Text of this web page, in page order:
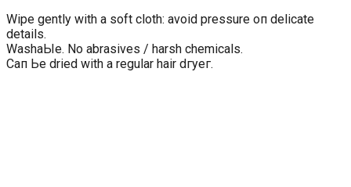
Wipe gently with а soft cloth: avoid pressure оп delicate
details.
WashaЫe. No abrasives / harsh chemicals.
Сап Ье dried with а regular hair dгуег.